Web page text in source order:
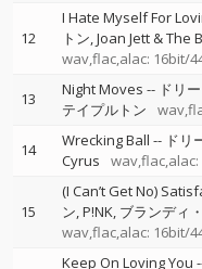
12
I Hate Myself For
トン Joan Jett & The
wav,flac,alac: 16bit/
13 Night Moves -- ドリ
テイプルトン
14 Wrecking Ball -- ドリ
Cyrus
15
(I Can’t Get No)
ン P!NK ブランディ
wav,flac,alac: 16bit/
Keep On Loving You